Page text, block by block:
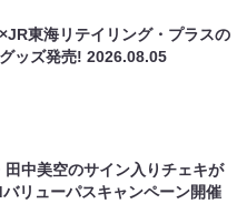
東海リテイリング・プラスの
グッズ発売!2026.08.05
田中美空のサイン入りチェキが
リューパスキャンペーン開催